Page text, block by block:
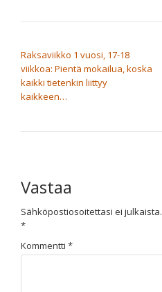
Raksaviikko 1 vuosi, 17-18
viikkoa: Pientä mokailua, koska
kaikki tietenkin liittyy
kaikkeen…
Vastaa
Sähköpostiosoitettasi ei julkaista.
*
Kommentti *